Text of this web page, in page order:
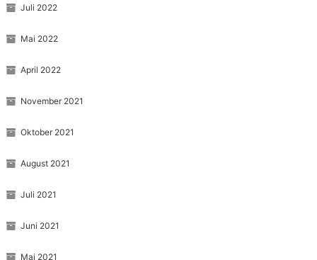
Juli 2022
Mai 2022
April 2022
November 2021
Oktober 2021
August 2021
Juli 2021
Juni 2021
Mai 2021